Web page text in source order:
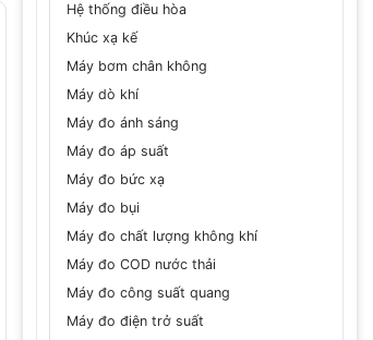
Hệ thống điều hòa
Khúc xạ kế
Máy bơm chân không
Máy dò khí
Máy đo ánh sáng
Máy đo áp suất
Máy đo bức xạ
Máy đo bụi
Máy đo chất lượng không khí
Máy đo COD nước thải
Máy đo công suất quang
Máy đo điện trở suất